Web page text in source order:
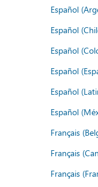
Español
Español
Español
Español
Español
Español
Français
Français
Français